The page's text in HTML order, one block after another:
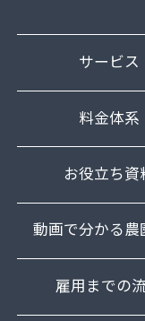
サービス
料金体系
お役立ち資
動画で分かる農
雇用までの